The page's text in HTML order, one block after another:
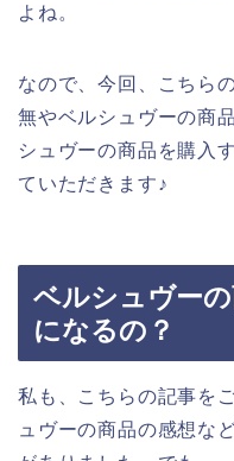
よね。
なので、今回、こちら
無やベルシュヴーの商
シュヴーの商品を購入
ていただきます♪
ベルシュヴー
になるの？
私も、こちらの記事を
ュヴーの商品の感想な